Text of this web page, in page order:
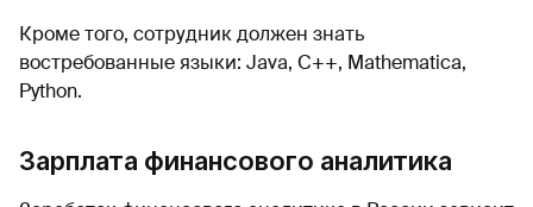
Кроме того, сотрудник должен знать
востребованные языки: Java, C++, Mathematica,
Python.
Зарплата финансового аналитика